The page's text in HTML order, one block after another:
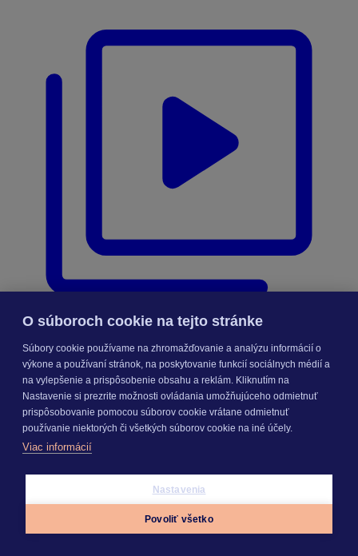
Videonávody
Mzdy a personalistika
schedule
12:05 min
Generovanie výplat
O súboroch cookie na tejto stránke
Súbory cookie používame na zhromažďovanie a analýzu informácií o
výkone a používaní stránok, na poskytovanie funkcií sociálnych médií a
na vylepšenie a prispôsobenie obsahu a reklám. Kliknutím na
Nastavenie si prezrite možnosti ovládania umožňujúceho odmietnuť
prispôsobovanie pomocou súborov cookie vrátane odmietnuť
používanie niektorých či všetkých súborov cookie na iné účely.
Viac informácií
Nastavenia
Povoliť všetko